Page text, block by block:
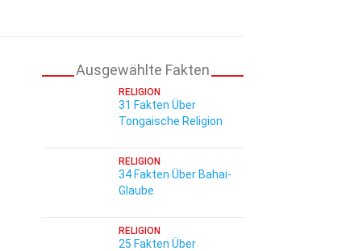
Ausgewählte Fakten
RELIGION
31 Fakten Über
Tongaische Religion
RELIGION
34 Fakten Über Bahai-
Glaube
RELIGION
25 Fakten Über